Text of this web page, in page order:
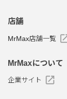
店舗
MrMax店舗一覧
MrMaxについて
企業サイト